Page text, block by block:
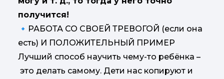
получится!
🔹РАБОТА СО СВОЕЙ ТРЕВОГОЙ (если она
есть) И ПОЛОЖИТЕЛЬНЫЙ ПРИМЕР
Лучший способ научить чему-то ребёнка –
это делать самому. Дети нас копируют и